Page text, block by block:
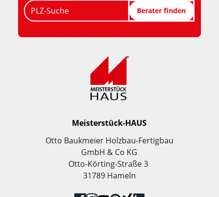
PLZ-Suche Berater finden
Meisterstück-HAUS
Otto Baukmeier Holzbau-Fertigbau
GmbH & Co KG
Otto-Körting-Straße 3
31789 Hameln